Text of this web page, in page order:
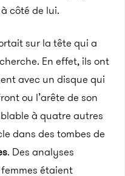
côté de lui.
sur la tête qui a
En effet, ils ont
avec un disque qui
ou l’arête de son
à quatre autres
dans des tombes de
. Des analyses
étaient